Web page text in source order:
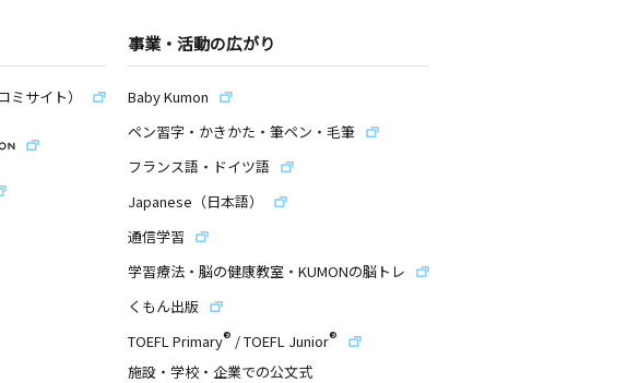
ミサイト）
事業・活動の広がり
Baby Kumon
ペン習字・かきかた・筆ペン・毛筆
フランス語・ドイツ語
Japanese（日本語）
通信学習
学習療法・脳の健康教室・KUMONの脳トレ
くもん出版
TOEFL Primary® /TOEFL Junior®
施設・学校・企業での公文式